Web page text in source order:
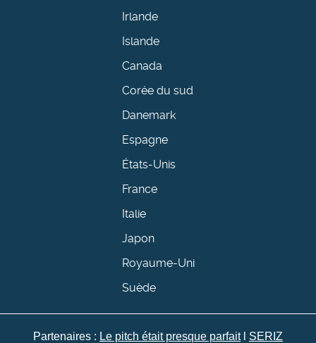
Irlande
Islande
Canada
Corée du sud
Danemark
Espagne
États-Unis
France
Italie
Japon
Royaume-Uni
Suède
Partenaires : Le pitch était presque parfaitl SERIZ